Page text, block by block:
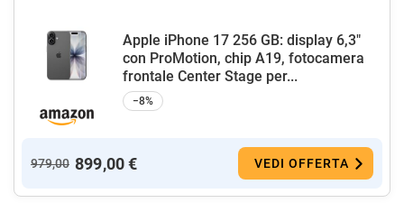
Apple iPhone 17 256 GB: display 6,3"
con ProMotion, chip A19, fotocamera
frontale Center Stage per...
−8%
979,00 899,00 € VEDI OFFERTA